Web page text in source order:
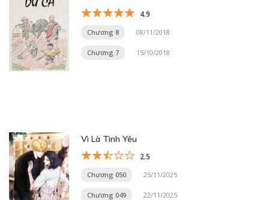
4.9
Chương 8 08/11/2018
Chương 7 15/10/2018
Vì Là Tình Yêu
2.5
Chương 050 25/11/2025
Chương 049 22/11/2025